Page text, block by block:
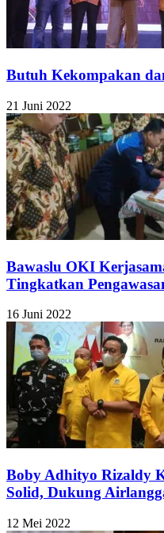
Butuh Kekompakan
21 Juni 2022
Bawaslu OKI
Tingkatkan
16 Juni 2022
Boby Adhityo Rizaldy
Solid, Dukung
12 Mei 2022